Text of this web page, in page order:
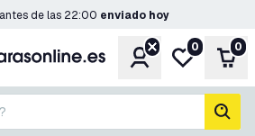
de las 22:00 enviado hoy
CuentaMi lista de
0 0